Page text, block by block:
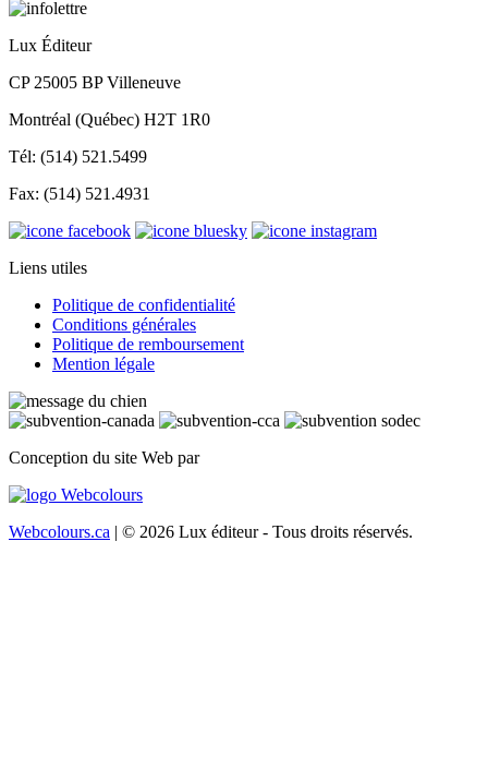
Lux Éditeur
CP 25005 BP Villeneuve
Montréal (Québec) H2T 1R0
Tél: (514) 521.5499
Fax: (514) 521.4931
Liens utiles
Politique de confidentialité
Conditions générales
Politique de remboursement
Mention légale
Conception du site Web par
Webcolours.ca | © 2026 Lux éditeur - Tous droits réservés.